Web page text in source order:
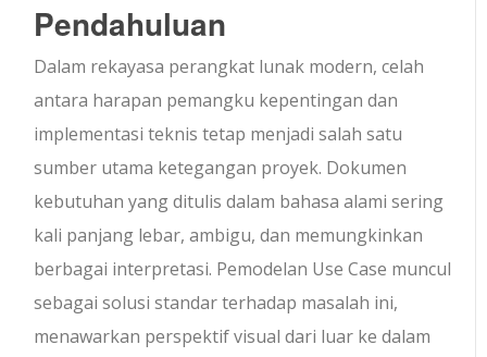
Pendahuluan
Dalam rekayasa perangkat lunak modern, celah
antara harapan pemangku kepentingan dan
implementasi teknis tetap menjadi salah satu
sumber utama ketegangan proyek. Dokumen
kebutuhan yang ditulis dalam bahasa alami sering
kali panjang lebar, ambigu, dan memungkinkan
berbagai interpretasi. Pemodelan Use Case muncul
sebagai solusi standar terhadap masalah ini,
menawarkan perspektif visual dari luar ke dalam